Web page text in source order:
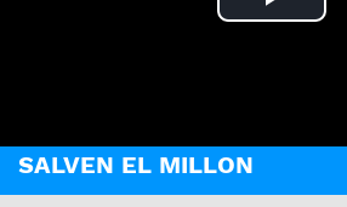
Play
SALVEN EL MILLON